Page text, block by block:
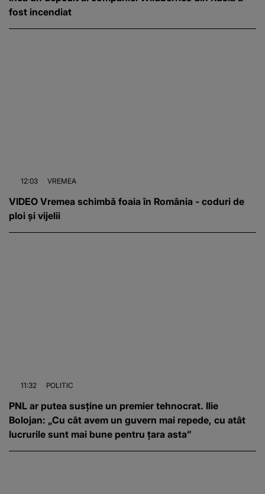
fost incendiat
12:03 VREMEA
VIDEO Vremea schimbă foaia în România - coduri de
ploi și vijelii
11:32 POLITIC
PNL ar putea susține un premier tehnocrat. Ilie
Bolojan: „Cu cât avem un guvern mai repede, cu atât
lucrurile sunt mai bune pentru țara asta”